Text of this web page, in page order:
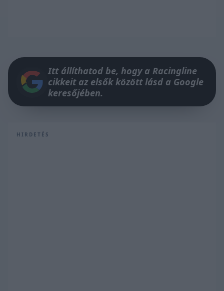
Itt állíthatod be, hogy a Racingline
cikkeit az elsők között lásd a Google
keresőjében.
HIRDETÉS